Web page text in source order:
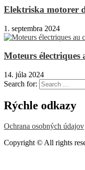
Elektriska motorer
1. septembra 2024
Moteurs
14. júla 2024
Search for:
Rýchle odkazy
Ochrana osobných údajov
Copyright © All rights